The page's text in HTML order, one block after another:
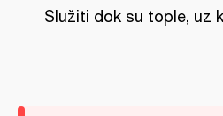
Služiti dok su tople, uz